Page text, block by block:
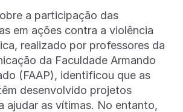
a participação das
em ações contra a violência
realizado por professores da
da Faculdade Armando
(FAAP), identificou que as
desenvolvido projetos
ajudar as vítimas. No entanto,